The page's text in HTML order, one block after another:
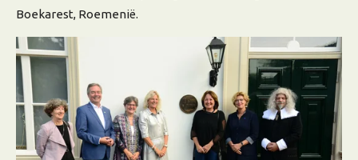
Boekarest, Roemenië.